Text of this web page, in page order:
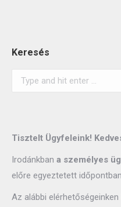
Keresés
Search:
Tisztelt Ügyfeleink!
Irodánkban a személyes
előre egyeztetett
Az alábbi